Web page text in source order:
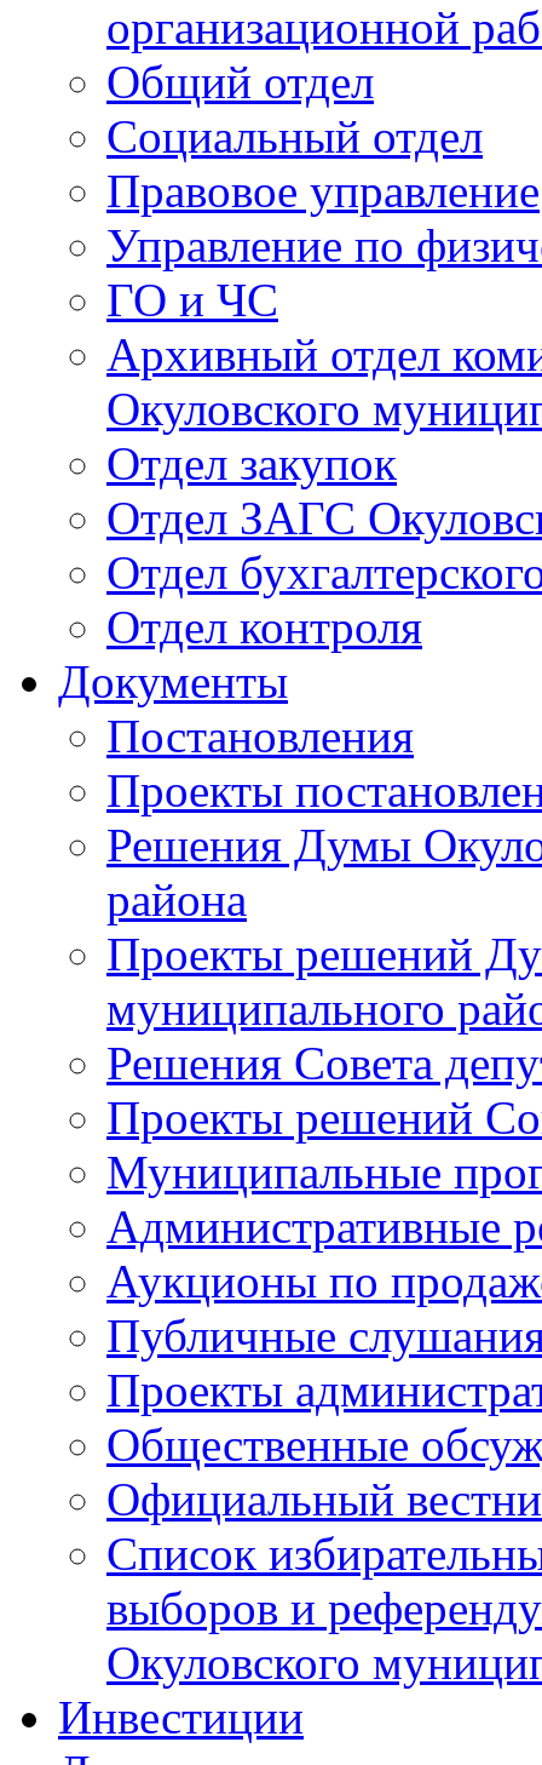
организационной
Общий отдел
Социальный отдел
Правовое управление
Управление по
ГО и ЧС
Архивный отдел
Окуловского
Отдел закупок
Отдел ЗАГС
Отдел
Отдел контроля
Документы
Постановления
Проекты
Решения Думы
района
Проекты решений
муниципального
Решения Совета
Проекты решений
Муниципальные
Административные
Аукционы по
Публичные
Проекты
Общественные
Официальный
Список
выборов и
Окуловского
Инвестиции